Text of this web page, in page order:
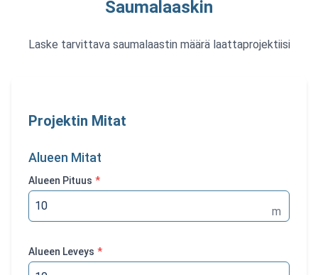
Saumalaaskin
Laske tarvittava saumalaastin määrä laattaprojektiisi
Projektin Mitat
Alueen Mitat
Alueen Pituus *
m
Alueen Leveys *